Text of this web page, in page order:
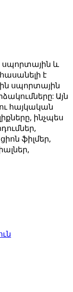
սպորտային և
է
սպորտային
Այն
հայկական
ինչպես
ֆիլմեր,